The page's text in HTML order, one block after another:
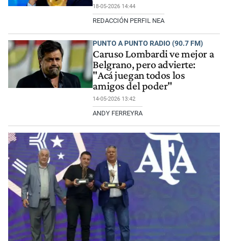
18-05-2026 14:44
REDACCIÓN PERFIL NEA
PUNTO A PUNTO RADIO (90.7 FM)
Caruso Lombardi ve mejor a
Belgrano, pero advierte:
"Acá juegan todos los
amigos del poder"
14-05-2026 13:42
ANDY FERREYRA